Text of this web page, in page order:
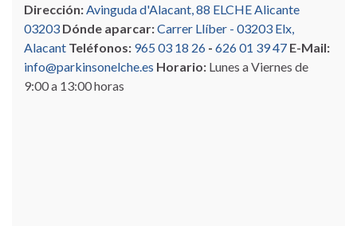
Dirección: Avinguda d'Alacant, 88 ELCHE Alicante
03203 Dónde aparcar:Carrer Llíber - 03203 Elx,
Alacant Teléfonos: 965 03 18 26 - 626 01 39 47 E-Mail:
info@parkinsonelche.es Horario: Lunes a Viernes de
9:00 a 13:00 horas